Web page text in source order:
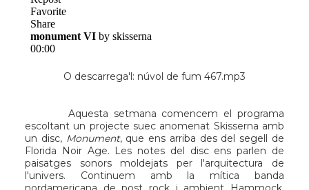
O descarrega'l: núvol de fum 467.mp3
Aquesta setmana comencem el programa
escoltant un projecte suec anomenat Skisserna amb
un disc, Monument, que ens arriba des del segell de
Florida
Noir Age. Les notes del disc ens parlen de
paisatges sonors moldejats per l'arquitectura de
l'univers. Continuem amb la mítica banda